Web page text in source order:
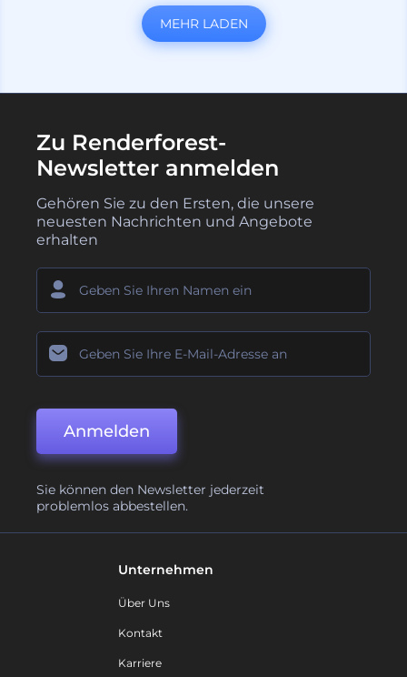
MEHR LADEN
Zu Renderforest-
Newsletter anmelden
Gehören Sie zu den Ersten, die unsere
neuesten Nachrichten und Angebote
erhalten
Anmelden
Sie können den Newsletter jederzeit
problemlos abbestellen.
Unternehmen
Über Uns
Kontakt
Karriere